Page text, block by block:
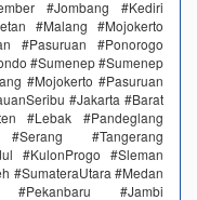
#Jombang #Kediri
#Malang #Mojokerto
#Pasuruan #Ponorogo
#Sumenep #Sumenep
#Mojokerto #Pasuruan
#Jakarta #Barat
#Lebak #Pandeglang
#Tangerang
#KulonProgo #Sleman
#SumateraUtara #Medan
#Jambi